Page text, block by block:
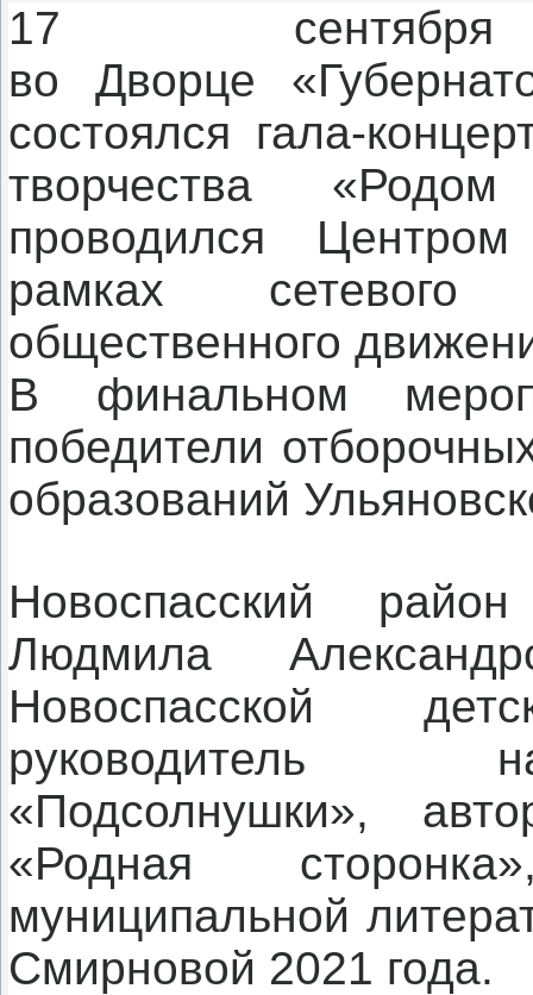
17
во Дворце
состоялся гала-
творчества
проводился
рамках сетевого
общественного
В финальном
победители
образований
Новоспасский
Людмила
Новоспасской
руководитель
«Подсолнушки»,
«Родная
муниципальной
Смирновой 2021 года.